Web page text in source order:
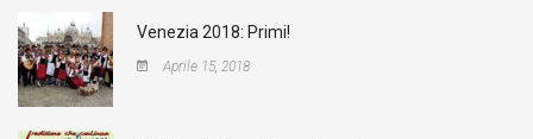
Venezia 2018: Primi!
Aprile 15, 2018